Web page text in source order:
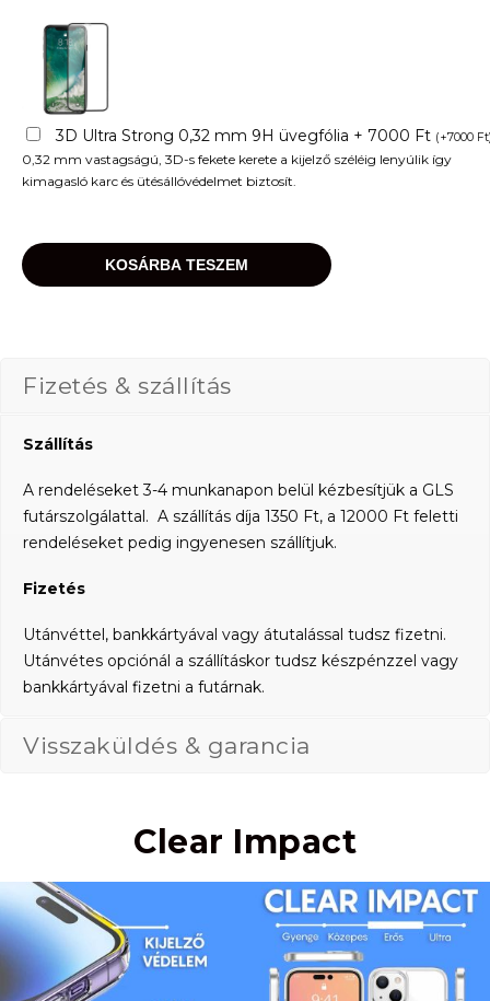
3D Ultra Strong 0,32 mm 9H üvegfólia + 7000 Ft (+7000 Ft
0,32 mm vastagságú, 3D-s fekete kerete a kijelző széléig lenyúlik így
kimagasló karc és ütésállóvédelmet biztosít.
KOSÁRBA TESZEM
Fizetés & szállítás
Szállítás
A rendeléseket 3-4 munkanapon belül kézbesítjük a GLS
futárszolgálattal. A szállítás díja 1350 Ft, a 12000 Ft feletti
rendeléseket pedig ingyenesen szállítjuk.
Fizetés
Utánvéttel, bankkártyával vagy átutalással tudsz fizetni.
Utánvétes opciónál a szállításkor tudsz készpénzzel vagy
bankkártyával fizetni a futárnak.
Visszaküldés & garancia
Clear Impact